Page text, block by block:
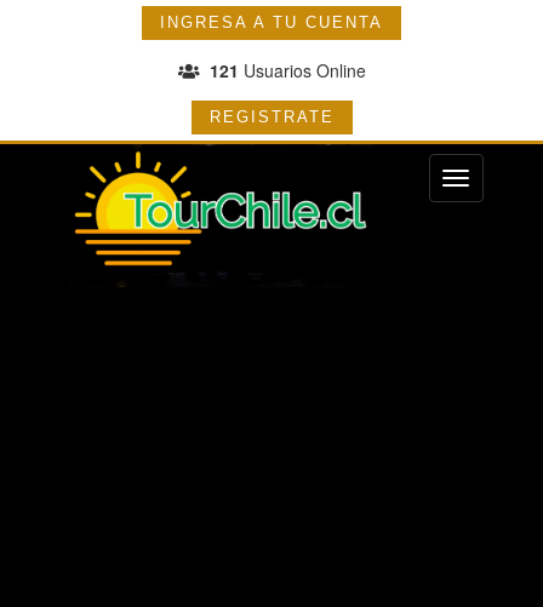
INGRESA A TU CUENTA
121 Usuarios Online
REGISTRATE
Menu